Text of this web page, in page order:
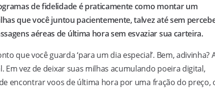
de fidelidade é praticamente como montar um
que você juntou pacientemente, talvez até sem
aéreas de última hora sem esvaziar sua carteira.
que você guarda ‘para um dia especial’. Bem, adivinha?
vez de deixar suas milhas acumulando poeira digital,
encontrar voos de última hora por uma fração do preço,